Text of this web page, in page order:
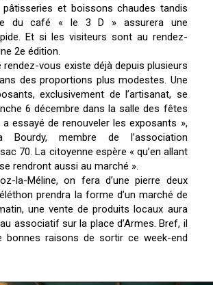
et boissons chaudes tandis
du café « le 3 D » assurera une
Et si les visiteurs sont au rendez-
2e édition.
rendez-vous existe déjà depuis plusieurs
des proportions plus modestes. Une
exclusivement de l’artisanat, se
6 décembre dans la salle des fêtes
a essayé de renouveler les exposants »,
Bourdy, membre de l’association
70. La citoyenne espère « qu’en allant
rendront aussi au marché ».
la-Méline, on fera d’une pierre deux
prendra la forme d’un marché de
une vente de produits locaux aura
associatif sur la place d’Armes. Bref, il
bonnes raisons de sortir ce week-end